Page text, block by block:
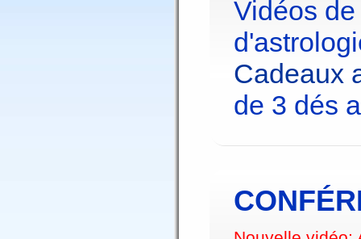
Vidéos
Cadeaux
de 3 dés